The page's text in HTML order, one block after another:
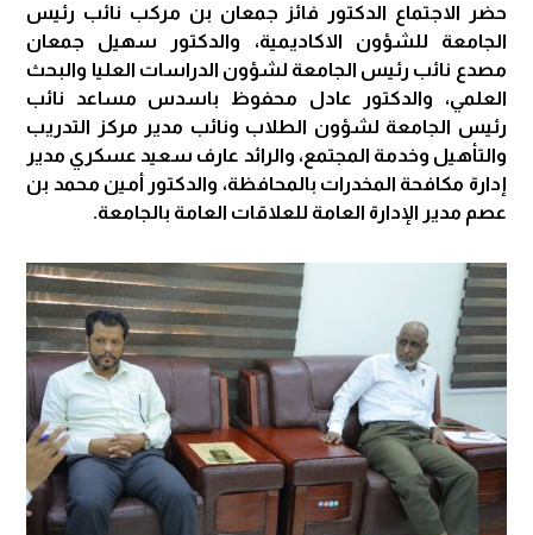
حضر الاجتماع الدكتور فائز جمعان بن مركب نائب رئيس
الجامعة للشؤون الاكاديمية، والدكتور سهيل جمعان
مصدع نائب رئيس الجامعة لشؤون الدراسات العليا والبحث
العلمي، والدكتور عادل محفوظ باسدس مساعد نائب
رئيس الجامعة لشؤون الطلاب ونائب مدير مركز التدريب
والتأهيل وخدمة المجتمع، والرائد عارف سعيد عسكري مدير
إدارة مكافحة المخدرات بالمحافظة، والدكتور أمين محمد بن
عصم مدير الإدارة العامة للعلاقات العامة بالجامعة.